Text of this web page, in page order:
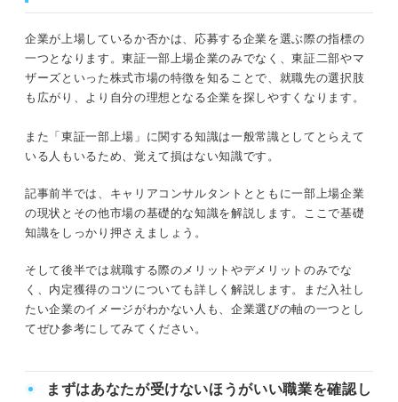
東証一部上場にあたる企業に就職・転職するデメリ
ット
①社内規則が厳しいケースがある
②問題が起きた際の社会的責任が多い
東証一部上場にあたる企業に就職したい方必見！
内定獲得に必要な4つの対策
①条件以外でなぜその企業に惹かれている
のか自己分析を徹底する
③インターンシップや説明会・セミナーに
積極的に参加する
企業が上場しているか否かは、応募する企業を選ぶ際の指標の
一つとなります。東証一部上場企業のみでなく、東証二部やマ
ザーズといった株式市場の特徴を知ることで、就職先の選択肢
も広がり、より自分の理想となる企業を探しやすくなります。
また「東証一部上場」に関する知識は一般常識としてとらえて
いる人もいるため、覚えて損はない知識です。
記事前半では、キャリアコンサルタントとともに一部上場企業
の現状とその他市場の基礎的な知識を解説します。ここで基礎
知識をしっかり押さえましょう。
そして後半では就職する際のメリットやデメリットのみでな
く、内定獲得のコツについても詳しく解説します。まだ入社し
たい企業のイメージがわかない人も、企業選びの軸の一つとし
てぜひ参考にしてみてください。
まずはあなたが受けないほうがいい職業を確認し
一部上場企業の定義：以前「東証一部」に上場していた企業の
名称
一部上場の条件：利益基準か時価総額基準のクリアが必要
一部上場のデメリット：買収の可能性がある
廃止後の東証一部は？ 再編成後の3つの市場区分も併せて
解説！
①プライム市場：東証一部の企業が移行
スタンダード市場：東証一部／東証二部／JASDAQ企業が移
行
③グロース市場：JASDAQ／マザーズ企業が移行